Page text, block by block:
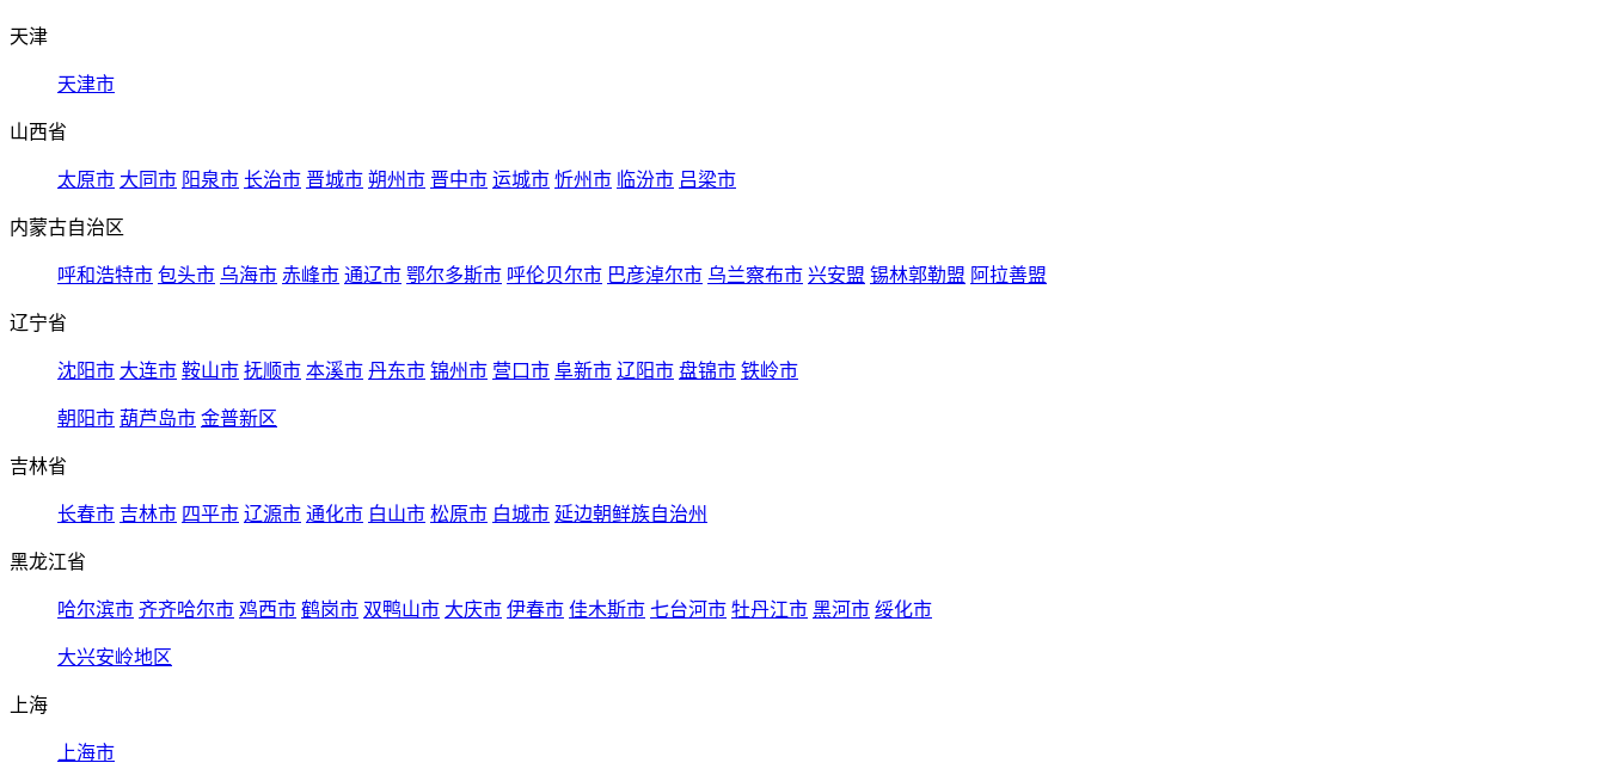
天津
天津市
山西省
太原市 大同市 阳泉市 长治市 晋城市 朔州市 晋中市 运城市 忻州市 临汾市 吕梁市
内蒙古自治区
呼和浩特市 包头市 乌海市 赤峰市 通辽市 鄂尔多斯市 呼伦贝尔市 巴彦淖尔市 乌兰察布市 兴安盟 锡林郭勒盟 阿拉善盟
辽宁省
沈阳市 大连市 鞍山市 抚顺市 本溪市 丹东市 锦州市 营口市 阜新市 辽阳市 盘锦市 铁岭市
朝阳市 葫芦岛市 金普新区
吉林省
长春市 吉林市 四平市 辽源市 通化市 白山市 松原市 白城市 延边朝鲜族自治州
黑龙江省
哈尔滨市 齐齐哈尔市 鸡西市 鹤岗市 双鸭山市 大庆市 伊春市 佳木斯市 七台河市 牡丹江市 黑河市 绥化市
大兴安岭地区
上海
上海市